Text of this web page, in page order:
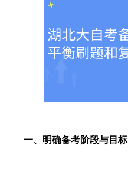
一、明确备考阶段与目标